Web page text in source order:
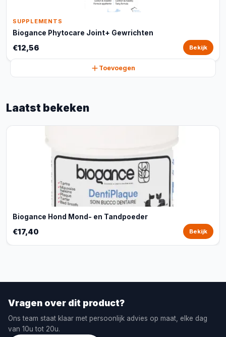
SUPPLEMENTS
Biogance Phytocare Joint+ Gewrichten
€12,56 Bekijk
Toevoegen
Laatst bekeken
Biogance Hond Mond- en Tandpoeder
€17,40 Bekijk
Vragen over dit product?
Ons team staat klaar met persoonlijk advies op maat, elke dag
van 10u tot 20u.